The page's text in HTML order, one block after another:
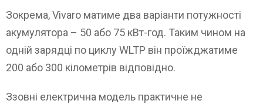
Зокрема, Vivaro матиме два варіанти потужності
акумулятора – 50 або 75 кВт-год. Таким чином на
одній зарядці по циклу WLTP він проїжджатиме
200 або 300 кілометрів відповідно.
Ззовні електрична модель практичне не